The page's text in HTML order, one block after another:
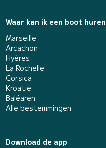
Waar kan ik een boot huren
Marseille
Arcachon
Hyères
La Rochelle
Corsica
Kroatië
Baléaren
Alle bestemmingen
Download de app